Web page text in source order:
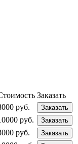
Заказать
руб. Заказать
руб. Заказать
руб. Заказать